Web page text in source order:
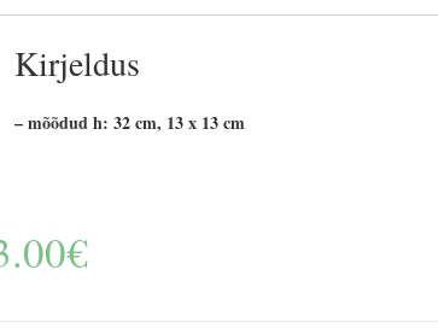
Kirjeldus
– mõõdud h: 32 cm, 13 x 13 cm
€